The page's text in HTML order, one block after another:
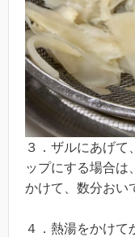
３．ザルにあげて
ップにする場合は
かけて、数分おい
４．熱湯をかけて